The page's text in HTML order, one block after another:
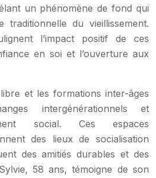
un phénomène de fond qui
traditionnelle du vieillissement.
l’impact positif de ces
en soi et l’ouverture aux
et les formations inter-âges
intergénérationnels et
social. Ces espaces
des lieux de socialisation
des amitiés durables et des
58 ans, témoigne de son